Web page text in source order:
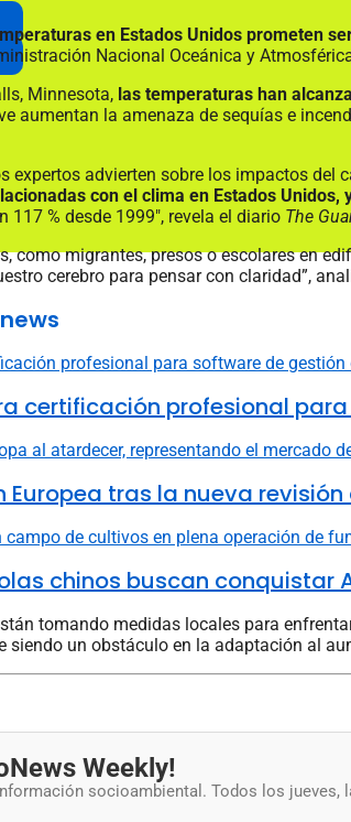
en Estados Unidos prometen
Nacional Oceánica y
Minnesota, las temperaturas han
aumentan la amenaza de sequías e
expertos advierten sobre los impactos
con el clima en Estados Unidos,
117 % desde 1999″, revela el diario The
como migrantes, presos o escolares en
cerebro para pensar con claridad”,
certificación profesional
Europea tras la nueva
chinos buscan conquistar
tomando medidas locales para
siendo un obstáculo en la adaptación al
Weekly!
socioambiental. Todos los jueves,